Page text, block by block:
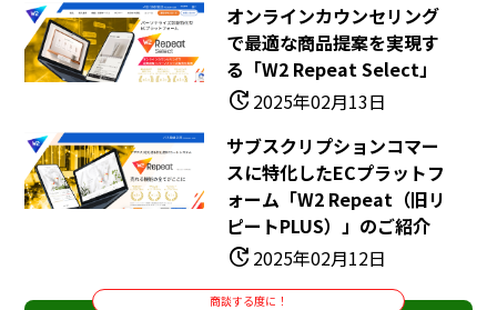
オンラインカウンセリング
で最適な商品提案を実現す
る「W2 Repeat Select」
update2025年02月13日
サブスクリプションコマー
スに特化したECプラットフ
ォーム「W2 Repeat（旧リ
ピートPLUS）」のご紹介
update2025年02月12日
商談する度に！